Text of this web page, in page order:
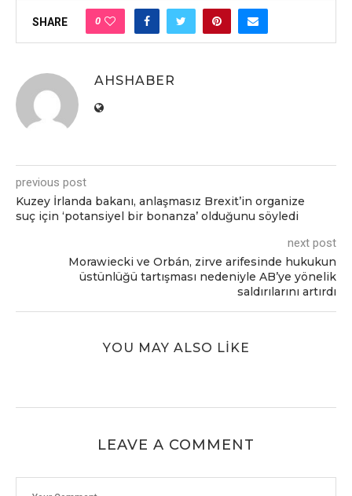
SHARE 0
AHSHABER
previous post
Kuzey İrlanda bakanı, anlaşmasız Brexit’in organize
suç için ‘potansiyel bir bonanza’ olduğunu söyledi
next post
Morawiecki ve Orbán, zirve arifesinde hukukun
üstünlüğü tartışması nedeniyle AB’ye yönelik
saldırılarını artırdı
YOU MAY ALSO LIKE
LEAVE A COMMENT